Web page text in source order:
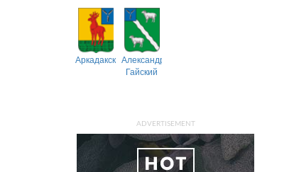
АркадакскийАлександрово-
Гайский
ADVERTISEMENT